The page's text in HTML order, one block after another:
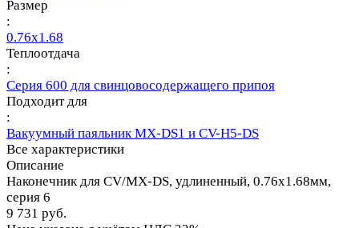
Размер
:
0.76х1.68
Теплоотдача
:
Серия 600 для свинцовосодержащего припоя
Подходит для
:
Вакуумный паяльник MX-DS1 и CV-H5-DS
Все характеристики
Описание
Наконечник для CV/MX-DS, удлиненный, 0.76х1.68мм,
серия 6
9 731 руб.